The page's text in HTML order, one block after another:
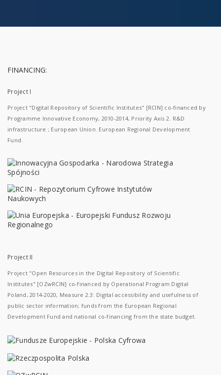
FINANCING:
Project I
Project "Digital Repository of Scientific Institutes" [RCIN] co-financed by
Programme Innovative Economy, 2010-2014, Priority Axis 2. R&D
infrastructure ; European Union. European Regional Development
Fund.
Project II
Project "Open Resources in the Digital Repository of Scientific
Institutes" [OZwRCIN] co-financed by Operational Program Digital
Poland, 2014-2020, Measure 2.3: Digital accessibility and usefulness of
public sector information; funds from the European Regional
Development Fund and national co-financing from the state budget.